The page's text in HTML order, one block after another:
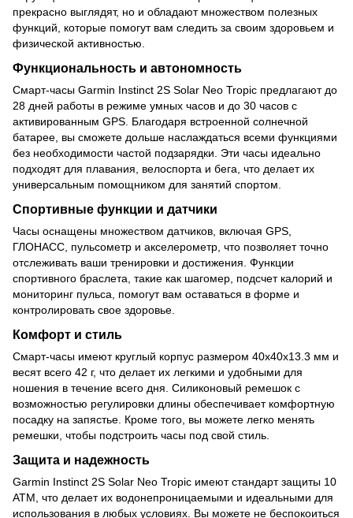
прекрасно выглядят, но и обладают множеством полезных
функций, которые помогут вам следить за своим здоровьем и
физической активностью.
Функциональность и автономность
Смарт-часы Garmin Instinct 2S Solar Neo Tropic предлагают до
28 дней работы в режиме умных часов и до 30 часов с
активированным GPS. Благодаря встроенной солнечной
батарее, вы сможете дольше наслаждаться всеми функциями
без необходимости частой подзарядки. Эти часы идеально
подходят для плавания, велоспорта и бега, что делает их
универсальным помощником для занятий спортом.
Спортивные функции и датчики
Часы оснащены множеством датчиков, включая GPS,
ГЛОНАСС, пульсометр и акселерометр, что позволяет точно
отслеживать ваши тренировки и достижения. Функции
спортивного браслета, такие как шагомер, подсчет калорий и
мониторинг пульса, помогут вам оставаться в форме и
контролировать свое здоровье.
Комфорт и стиль
Смарт-часы имеют круглый корпус размером 40х40х13.3 мм и
весят всего 42 г, что делает их легкими и удобными для
ношения в течение всего дня. Силиконовый ремешок с
возможностью регулировки длины обеспечивает комфортную
посадку на запястье. Кроме того, вы можете легко менять
ремешки, чтобы подстроить часы под свой стиль.
Защита и надежность
Garmin Instinct 2S Solar Neo Tropic имеют стандарт защиты 10
ATM, что делает их водонепроницаемыми и идеальными для
использования в любых условиях. Вы можете не беспокоиться